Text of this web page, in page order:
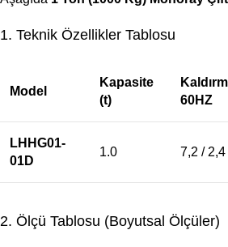
1. Teknik Özellikler Tablosu
Model
Kapasite
(t)
60HZ
LHHG01-
01D
1.0 7,2 /
2. Ölçü Tablosu (Boyutsal Ölçüler)